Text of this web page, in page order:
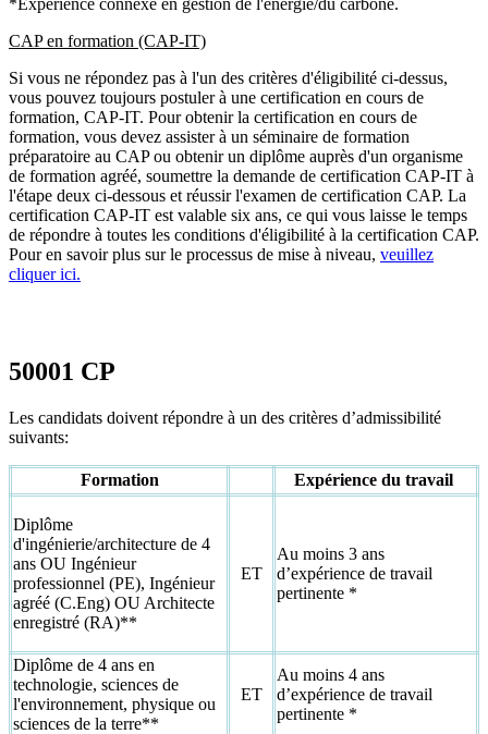
*Expérience connexe en gestion de l'énergie/du carbone.
CAP en formation (CAP-IT)
Si vous ne répondez pas à l'un des critères d'éligibilité ci-dessus,
vous pouvez toujours postuler à une certification en cours de
formation, CAP-IT. Pour obtenir la certification en cours de
formation, vous devez assister à un séminaire de formation
préparatoire au CAP ou obtenir un diplôme auprès d'un organisme
de formation agréé, soumettre la demande de certification CAP-IT à
l'étape deux ci-dessous et réussir l'examen de certification CAP. La
certification CAP-IT est valable six ans, ce qui vous laisse le temps
de répondre à toutes les conditions d'éligibilité à la certification CAP.
Pour en savoir plus sur le processus de mise à niveau, veuillez
cliquer ici.
50001 CP
Les candidats doivent répondre à un des critères d’admissibilité
suivants:
Formation Expérience du travail
Diplôme
d'ingénierie/architecture de 4
ans OU Ingénieur
professionnel (PE), Ingénieur
agréé (C.Eng) OU Architecte
enregistré (RA)**
ET
Au moins 3 ans
d’expérience de travail
pertinente *
Diplôme de 4 ans en
technologie, sciences de
l'environnement, physique ou
sciences de la terre**
ET
Au moins 4 ans
d’expérience de travail
pertinente *